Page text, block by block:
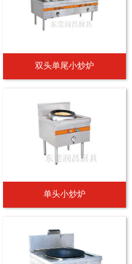
双头单尾小炒炉
单头小炒炉